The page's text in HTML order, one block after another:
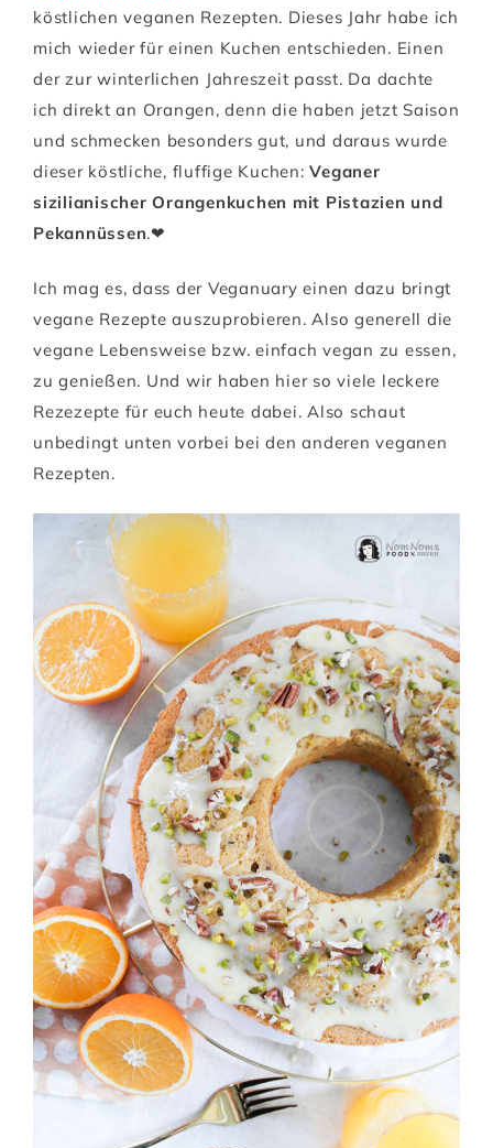
köstlichen veganen Rezepten. Dieses Jahr habe ich
mich wieder für einen Kuchen entschieden. Einen
der zur winterlichen Jahreszeit passt. Da dachte
ich direkt an Orangen, denn die haben jetzt Saison
und schmecken besonders gut, und daraus wurde
dieser köstliche, fluffige Kuchen:Veganer
sizilianischer Orangenkuchen mit Pistazien und
Pekannüssen.❤
Ich mag es, dass der Veganuary einen dazu bringt
vegane Rezepte auszuprobieren. Also generell die
vegane Lebensweise bzw. einfach vegan zu essen,
zu genießen. Und wir haben hier so viele leckere
Rezezepte für euch heute dabei. Also schaut
unbedingt unten vorbei bei den anderen veganen
Rezepten.